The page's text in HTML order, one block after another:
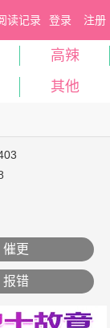
读记录 登录 注册
高辣
其他
催更
报错